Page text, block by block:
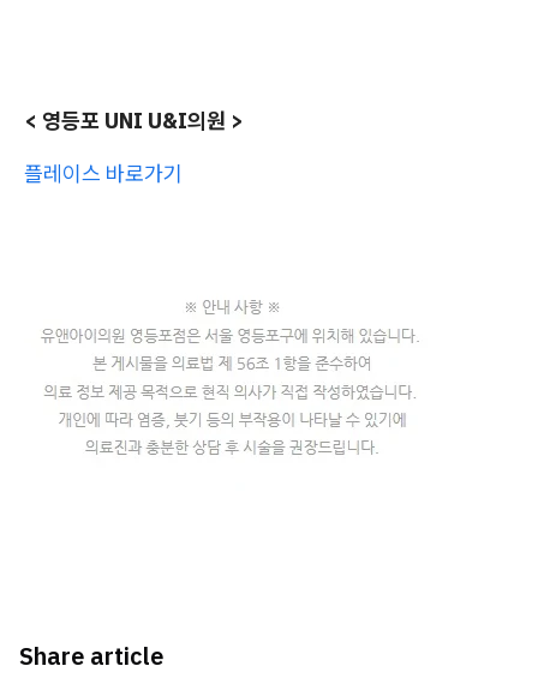
< 영등포 UNI U&I의원 >
플레이스 바로가기
Share article